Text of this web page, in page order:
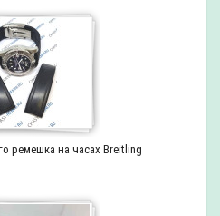
ремешка на часах Breitling